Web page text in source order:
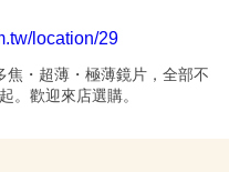
location/29
・超薄・極薄鏡片，全部不
。歡迎來店選購。